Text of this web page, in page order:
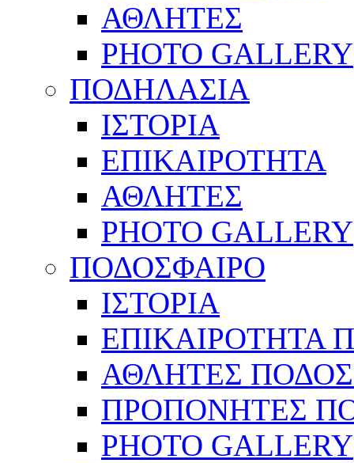
ΑΘΛΗΤΕΣ
PHOTO GALLERY
ΠΟΔΗΛΑΣΙΑ
ΙΣΤΟΡΙΑ
ΕΠΙΚΑΙΡΟΤΗΤΑ
ΑΘΛΗΤΕΣ
PHOTO GALLERY
ΠΟΔΟΣΦΑΙΡΟ
ΙΣΤΟΡΙΑ
ΕΠΙΚΑΙΡΟΤΗΤΑ
ΑΘΛΗΤΕΣ
ΠΡΟΠΟΝΗΤΕΣ
PHOTO GALLERY